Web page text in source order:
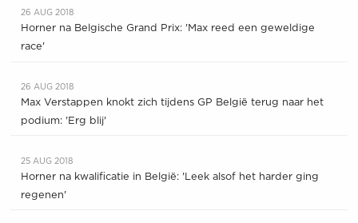
26 AUG 2018
Horner na Belgische Grand Prix: 'Max reed een geweldige
race'
26 AUG 2018
Max Verstappen knokt zich tijdens GP België terug naar het
podium: 'Erg blij'
25 AUG 2018
Horner na kwalificatie in België: 'Leek alsof het harder ging
regenen'